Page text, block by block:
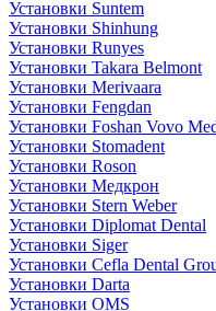
Установки Suntem
Установки Shinhung
Установки Runyes
Установки Takara Belmont
Установки Merivaara
Установки Fengdan
Установки Foshan Vovo
Установки Stomadent
Установки Roson
Установки Медкрон
Установки Stern Weber
Установки Diplomat Dental
Установки Siger
Установки Cefla Dental
Установки Darta
Установки OMS